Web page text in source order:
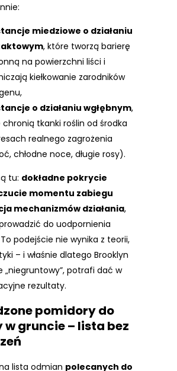
miedziowe o działaniu
, które tworzą barierę
na powierzchni liści i
kiełkowanie zarodników
o działaniu wgłębnym,
tkanki roślin od środka
realnego zagrożenia
chłodne noce, długie rosy).
tu: dokładne pokrycie
momentu zabiegu
mechanizmów działania,
do uodpornienia
podejście nie wynika z teorii,
– i właśnie dlatego Brooklyn
„niegruntowy”, potrafi dać w
rezultaty.
pomidory do
w gruncie – lista bez
lista odmian polecanych do